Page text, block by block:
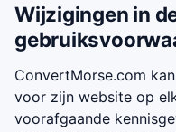
Wijzigingen in
ConvertMorse.com
voor zijn website op
voorafgaande